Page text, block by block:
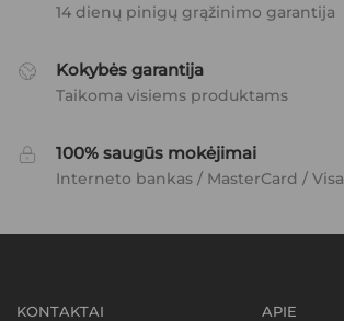
14 dienų pinigų grąžinimo garantija
Kokybės garantija
Taikoma visiems produktams
100% saugūs mokėjimai
Interneto bankas / MasterCard / Visa
KONTAKTAI APIE